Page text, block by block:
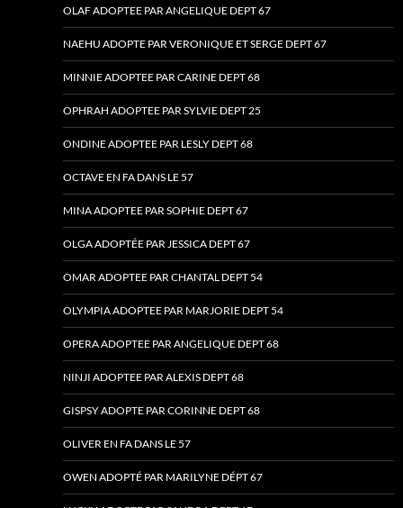
OLAF ADOPTEE PAR ANGELIQUE DEPT 67
NAEHU ADOPTE PAR VERONIQUE ET SERGE DEPT 67
MINNIE ADOPTEE PAR CARINE DEPT 68
OPHRAH ADOPTEE PAR SYLVIE DEPT 25
ONDINE ADOPTEE PAR LESLY DEPT 68
OCTAVE EN FA DANS LE 57
MINA ADOPTEE PAR SOPHIE DEPT 67
OLGA ADOPTÉE PAR JESSICA DEPT 67
OMAR ADOPTEE PAR CHANTAL DEPT 54
OLYMPIA ADOPTEE PAR MARJORIE DEPT 54
OPERA ADOPTEE PAR ANGELIQUE DEPT 68
NINJI ADOPTEE PAR ALEXIS DEPT 68
GISPSY ADOPTE PAR CORINNE DEPT 68
OLIVER EN FA DANS LE 57
OWEN ADOPTÉ PAR MARILYNE DÉPT 67